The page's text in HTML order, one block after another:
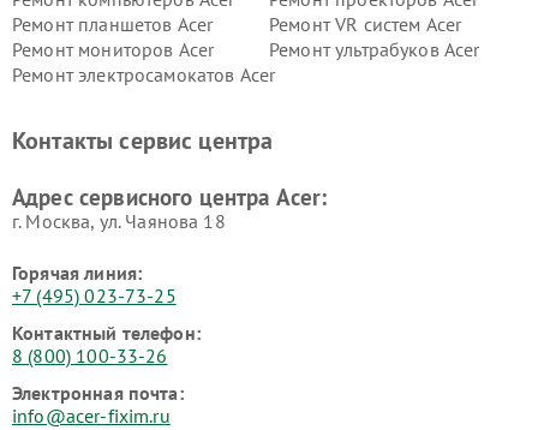
Ремонт планшетов Acer
Ремонт VR систем Acer
Ремонт мониторов Acer
Ремонт ультрабуков Acer
Ремонт электросамокатов Acer
Контакты сервис центра
Адрес сервисного центра Acer:
г. Москва, ул. Чаянова 18
Горячая линия:
+7 (495) 023-73-25
Контактный телефон:
8 (800) 100-33-26
Электронная почта:
info@acer-fixim.ru